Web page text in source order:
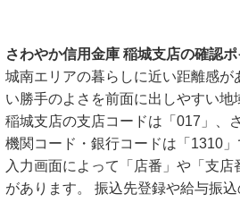
さわやか信用金庫 稲城支店の確認ポ
城南エリアの暮らしに近い距離感が
い勝手のよさを前面に出しやすい地
稲城支店の支店コードは「017」、
機関コード・銀行コードは「1310」
入力画面によって「店番」や「支店
があります。 振込先登録や給与振